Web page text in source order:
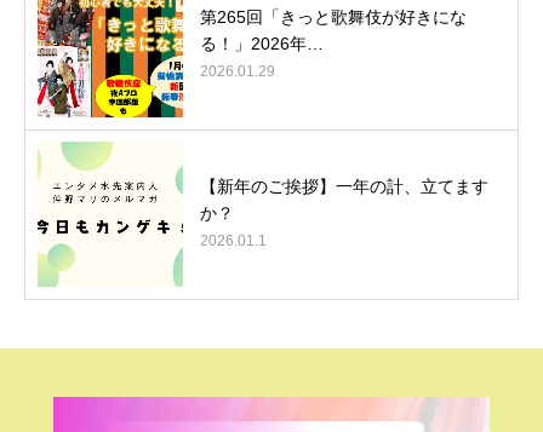
第265回「きっと歌舞伎が好きにな
る！」2026年…
2026.01.29
【新年のご挨拶】一年の計、立てます
か？
2026.01.1